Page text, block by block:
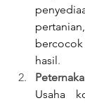
hasil.
Usaha